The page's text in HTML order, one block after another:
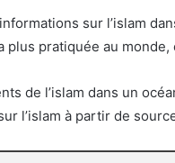
sur l’islam
plus pratiquée au
de l’islam dans un
l’islam à partir de